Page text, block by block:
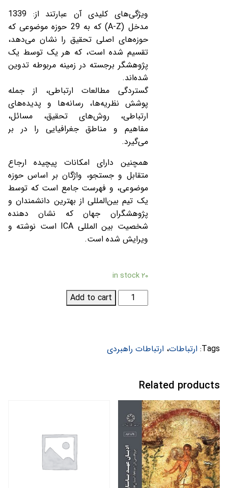
ویژگی‌های کلیدی آن عبارتند از: 1339
مدخل (A-Z) که به 29 حوزه موضوعی که
حوزه‌های اصلی تحقیق را نشان می‌دهد،
تقسیم شده است، که هر یک توسط یک
پژوهشگر برجسته در زمینه مربوطه تدوین
شده‌اند.
گستردگی مطالعات ارتباطی، از جمله
پوشش نظریه‌ها، رسانه‌ها و پدیده‌های
ارتباطی، روش‌های تحقیق، مسائل،
مفاهیم و مناطق جغرافیایی را در بر
می‌گیرد.
همچنین دارای امکانات پیچیده ارجاع
متقابل و جستجو، واژگان بر اساس حوزه
موضوعی، و فهرست جامع است که توسط
یک تیم بین‌المللی از بهترین دانشمندان و
پژوهشگران جهان که نشان دهنده
شخصیت بین المللی ICA است نوشته و
ویرایش شده است.
۲۰ in stock
دانشنامه
بین
جلد
راهبردی
quantity
Add to cart
Tags: ارتباطات، ارتباطات راهبردی
Related products